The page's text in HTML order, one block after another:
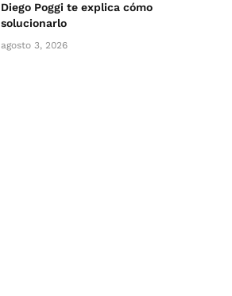
Diego Poggi te explica cómo
solucionarlo
agosto 3, 2026